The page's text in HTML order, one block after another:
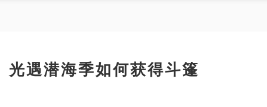
光遇潜海季如何获得斗篷